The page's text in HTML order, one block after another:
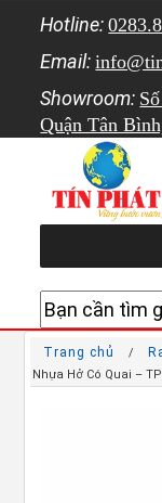
Hotline:
Email:
Showroom:
Quận Tân
Trang chủ /
Nhựa Hở Có Quai –